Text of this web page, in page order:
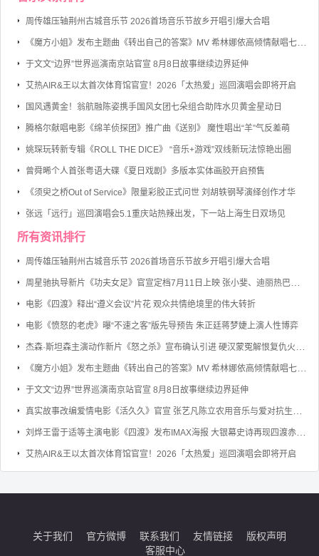
周传雄压轴荆州古城音乐节 2026首场音乐节故乡开唱引爆大合唱
于文文“边界”世界巡演南京站官宣 8月8日故事继续边界延伸
艾热AIR&王以太首次体育馆官宣！2026「太热爱」巡回演唱会即将开启
国风遇黄金！翁航融陈姿携手国风女团七朵组合助阵水贝黄金星动日
腾格尔献唱电影《绵羊侦探团》推广曲《送别》 魔性唱出“羊”气反差萌
姚琛玩转新专辑《ROLL THE DICE》 “音乐+游戏”双线新玩法惊艳出圈
曾舜晞个人首张粤语大碟《夏日戏剧》多版本实体画胶开启预售
《须臾之桥Out of Service》限量彩胶正式问世 刘胡轶钢琴演绎创作才华
张远「远行」巡回演唱会5.1重庆站热辣出发，下一站上海生日双场见
所有资讯排行
周传雄压轴荆州古城音乐节 2026首场音乐节故乡开唱引爆大合唱
电影《四渡》释出“遵义会议”片花 观众共情绝境里的伟大转折
电影《愤怒的老虎》曝“不速之客”版先导预告 朱正廷蒋梦婕上演人性博弈
于文文“边界”世界巡演南京站官宣 8月8日故事继续边界延伸
艾热AIR&王以太首次体育馆官宣！2026「太热爱」巡回演唱会即将开启
关于我们 官方微博 联系我们 友情链接
版权声明
客服中心